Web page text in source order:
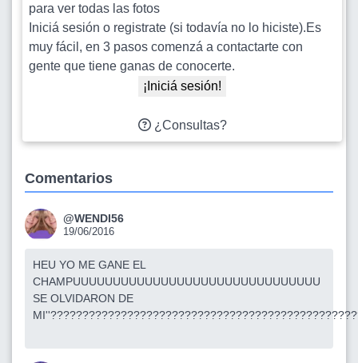
para ver todas las fotos
Iniciá sesión o registrate (si todavía no lo hiciste).Es
muy fácil, en 3 pasos comenzá a contactarte con
gente que tiene ganas de conocerte.
¡Iniciá sesión!
¿Consultas?
Comentarios
@WENDI56
19/06/2016
HEU YO ME GANE EL
CHAMPUUUUUUUUUUUUUUUUUUUUUUUUUUUUUUU
SE OLVIDARON DE